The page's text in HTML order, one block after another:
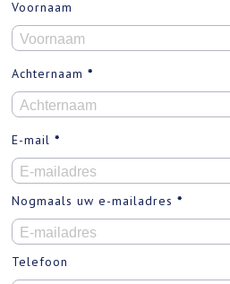
Voornaam
Achternaam*
E-mail*
Nogmaals uw e-mailadres*
Telefoon